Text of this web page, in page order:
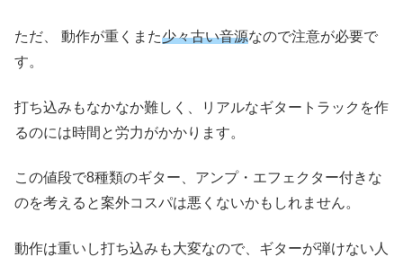
ただ、 動作が重くまた少々古い音源なので注意が必要で
す。
打ち込みもなかなか難しく、リアルなギタートラックを作
るのには時間と労力がかかります。
この値段で8種類のギター、アンプ・エフェクター付きな
のを考えると案外コスパは悪くないかもしれません。
動作は重いし打ち込みも大変なので、ギターが弾けない人